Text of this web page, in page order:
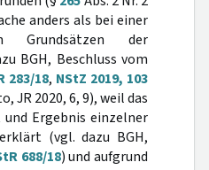
anders als bei einer
Grundsätzen der
BGH, Beschluss vom
283/18, NStZ 2019, 103
JR 2020, 6, 9), weil das
Ergebnis einzelner
(vgl. dazu BGH,
688/18) und aufgrund